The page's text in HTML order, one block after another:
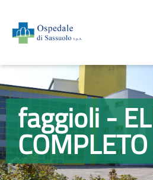
faggioli -
COMPLETO